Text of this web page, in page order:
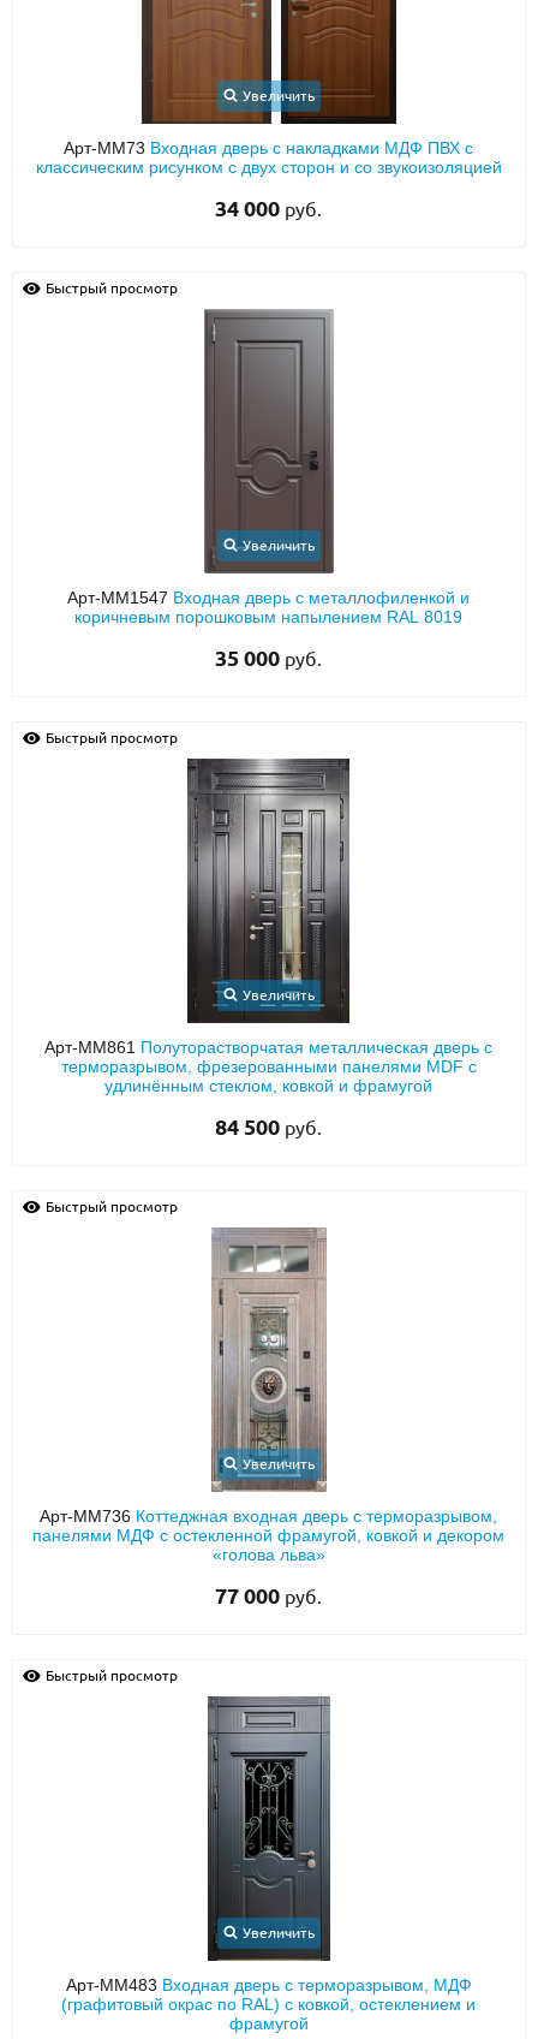
Увеличить
Арт-ММ73 Входная дверь с накладками МДФ ПВХ с
классическим рисунком с двух сторон и со звукоизоляцией
34 000 руб.
Быстрый просмотр
Увеличить
Арт-ММ1547 Входная дверь с металлофиленкой и
коричневым порошковым напылением RAL 8019
35 000 руб.
Быстрый просмотр
Увеличить
Арт-ММ861 Полуторастворчатая металлическая дверь с
терморазрывом, фрезерованными панелями MDF с
удлинённым стеклом, ковкой и фрамугой
84 500 руб.
Быстрый просмотр
Увеличить
Арт-ММ736 Коттеджная входная дверь с терморазрывом,
панелями МДФ с остекленной фрамугой, ковкой и декором
«голова льва»
77 000 руб.
Быстрый просмотр
Увеличить
Арт-ММ483 Входная дверь с терморазрывом, МДФ
(графитовый окрас по RAL) с ковкой, остеклением и
фрамугой